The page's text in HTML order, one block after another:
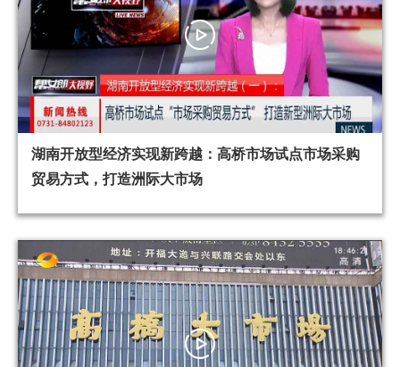
湖南开放型经济实现新跨越：高桥市场试点市场采购
贸易方式，打造洲际大市场